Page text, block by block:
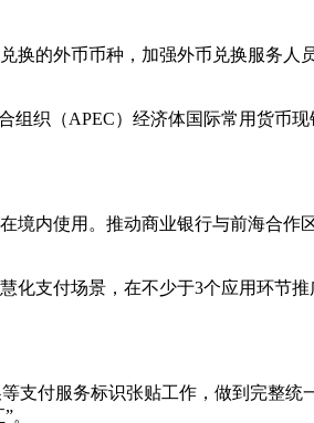
换的外币币种，加强外币兑换服务人
组织（APEC）经济体国际常用货币
境内使用。推动商业银行与前海合作
化支付场景，在不少于3个应用环节
支付服务标识张贴工作，做到完整统
。